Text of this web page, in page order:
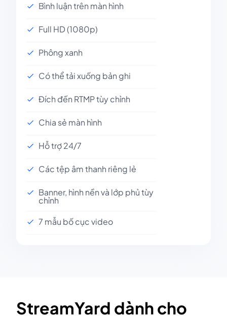
Bình luận trên màn hình
Full HD (1080p)
Phông xanh
Có thể tải xuống bản ghi
Đích đến RTMP tùy chỉnh
Chia sẻ màn hình
Hỗ trợ 24/7
Các tệp âm thanh riêng lẻ
Banner, hình nền và lớp phủ tùy
chỉnh
7 mẫu bố cục video
StreamYard dành cho